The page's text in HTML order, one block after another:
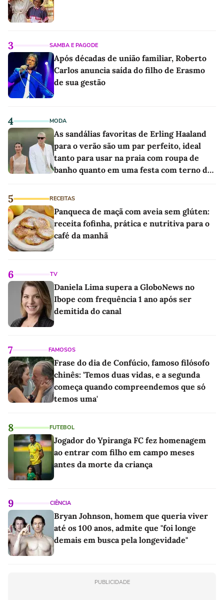
3 SAMBA E PAGODE
Após décadas de união familiar, Roberto
Carlos anuncia saída do filho de Erasmo
de sua gestão
4 MODA
As sandálias favoritas de Erling Haaland
para o verão são um par perfeito, ideal
tanto para usar na praia com roupa de
banho quanto em uma festa com terno de
5 RECEITAS
Panqueca de maçã com aveia sem glúten:
receita fofinha, prática e nutritiva para o
café da manhã
6 TV
Daniela Lima supera a GloboNews no
Ibope com frequência 1 ano após ser
demitida do canal
7 FAMOSOS
Frase do dia de Confúcio, famoso filósofo
chinês: 'Temos duas vidas, e a segunda
começa quando compreendemos que só
temos uma'
8 FUTEBOL
Jogador do Ypiranga FC fez homenagem
ao entrar com filho em campo meses
antes da morte da criança
9 CIÊNCIA
Bryan Johnson, homem que queria viver
até os 100 anos, admite que "foi longe
demais em busca pela longevidade"
PUBLICIDADE